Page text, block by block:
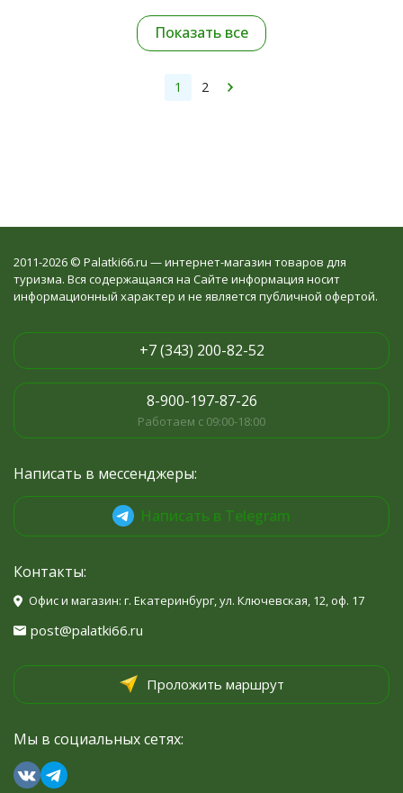
Показать все
1 2
2011-2026 © Palatki66.ru — интернет-магазин товаров для
туризма. Вся содержащаяся на Сайте информация носит
информационный характер и не является публичной офертой.
+7 (343) 200-82-52
8-900-197-87-26
Работаем с 09:00-18:00
Написать в мессенджеры:
Написать в Telegram
Контакты:
Офис и магазин: г. Екатеринбург, ул. Ключевская, 12, оф. 17
post@palatki66.ru
Проложить маршрут
Мы в социальных сетях: